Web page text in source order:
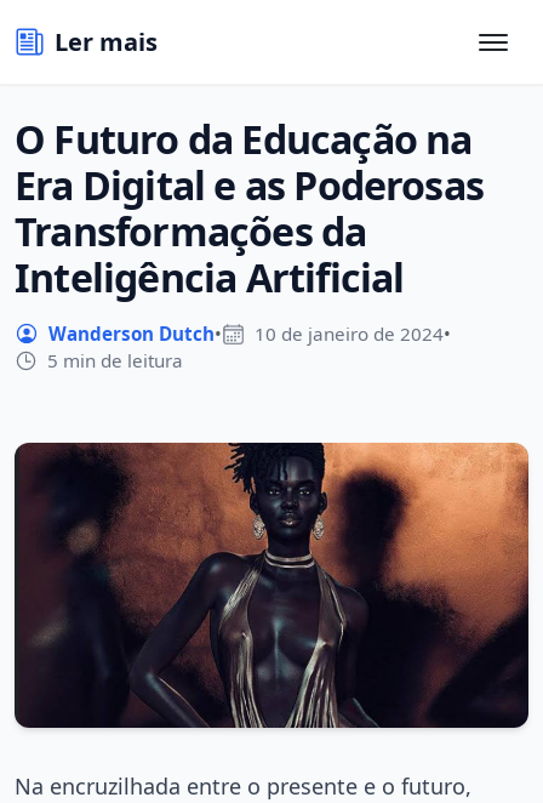
Ler mais
O Futuro da Educação na
Era Digital e as Poderosas
Transformações da
Inteligência Artificial
Wanderson Dutch• 10 de janeiro de 2024•
5 min de leitura
Na encruzilhada entre o presente e o futuro,